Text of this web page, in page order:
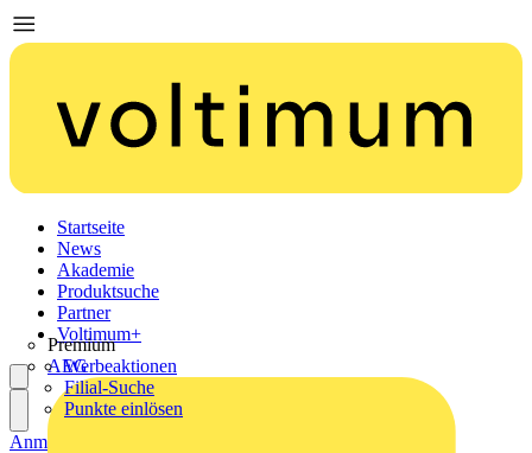
Startseite
News
Akademie
Produktsuche
Partner
Premium
AEG
Voltimum+
Werbeaktionen
Filial-Suche
Punkte einlösen
Anmelden